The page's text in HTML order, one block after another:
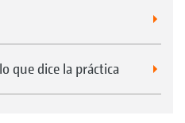
que dice la práctica